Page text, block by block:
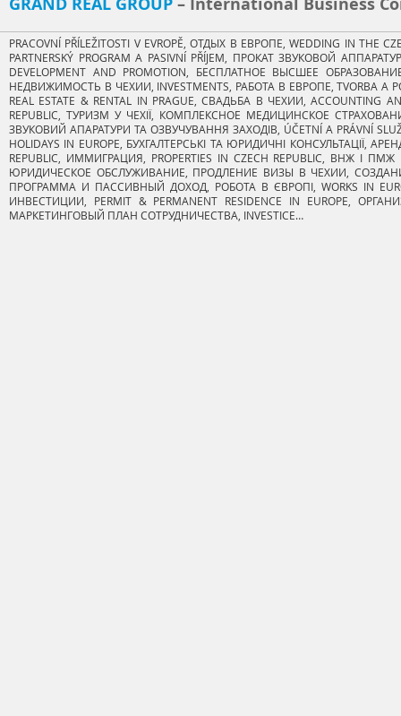
PRACOVNÍ PŘÍLEŽITOSTI V EVROPĚ, ОТДЫХ В ЕВРОПЕ, WEDDING IN
PARTNERSKÝ PROGRAM A PASIVNÍ PŘÍJEM, ПРОКАТ ЗВУКОВОЙ
DEVELOPMENT AND PROMOTION, БЕСПЛАТНОЕ ВЫСШЕЕ
НЕДВИЖИМОСТЬ В ЧЕХИИ, INVESTMENTS, РАБОТА В ЕВРОПЕ, TVORBA A
REAL ESTATE & RENTAL IN PRAGUE, СВАДЬБА В ЧЕХИИ,
REPUBLIC, ТУРИЗМ У ЧЕХІЇ, КОМПЛЕКСНОЕ МЕДИЦИНСКОЕ
ЗВУКОВИЙ АПАРАТУРИ ТА ОЗВУЧУВАННЯ ЗАХОДІВ, ÚČETNÍ A PRÁVNÍ
HOLIDAYS IN EUROPE, БУХГАЛТЕРСЬКІ ТА ЮРИДИЧНІ КОНСУЛЬТАЦІЇ,
REPUBLIC, ИММИГРАЦИЯ, PROPERTIES IN CZECH REPUBLIC, ВНЖ І
ЮРИДИЧЕСКОЕ ОБСЛУЖИВАНИЕ, ПРОДЛЕНИЕ ВИЗЫ В ЧЕХИИ, СОЗДАНИЕ
ПРОГРАММА И ПАССИВНЫЙ ДОХОД, РОБОТА В ЄВРОПІ, WORKS IN
ИНВЕСТИЦИИ, PERMIT & PERMANENT RESIDENCE IN EUROPE,
МАРКЕТИНГОВЫЙ ПЛАН СОТРУДНИЧЕСТВА, INVESTICE…